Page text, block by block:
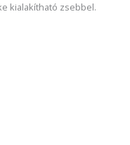
kialakítható zsebbel.